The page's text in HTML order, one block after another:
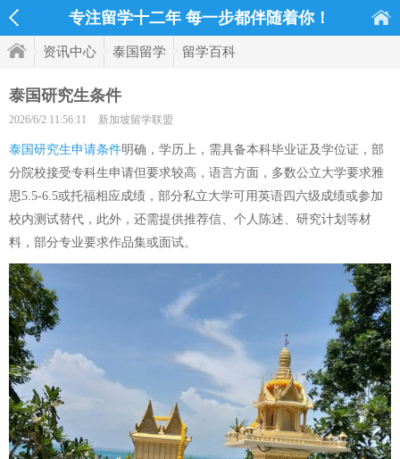
专注留学十二年 每一步都伴随着你！
资讯中心 泰国留学 留学百科
泰国研究生条件
2026/6/2 11:56:11 新加坡留学联盟
泰国研究生申请条件明确，学历上，需具备本科毕业证及学位证，部
分院校接受专科生申请但要求较高，语言方面，多数公立大学要求雅
思5.5-6.5或托福相应成绩，部分私立大学可用英语四六级成绩或参加
校内测试替代，此外，还需提供推荐信、个人陈述、研究计划等材
料，部分专业要求作品集或面试。